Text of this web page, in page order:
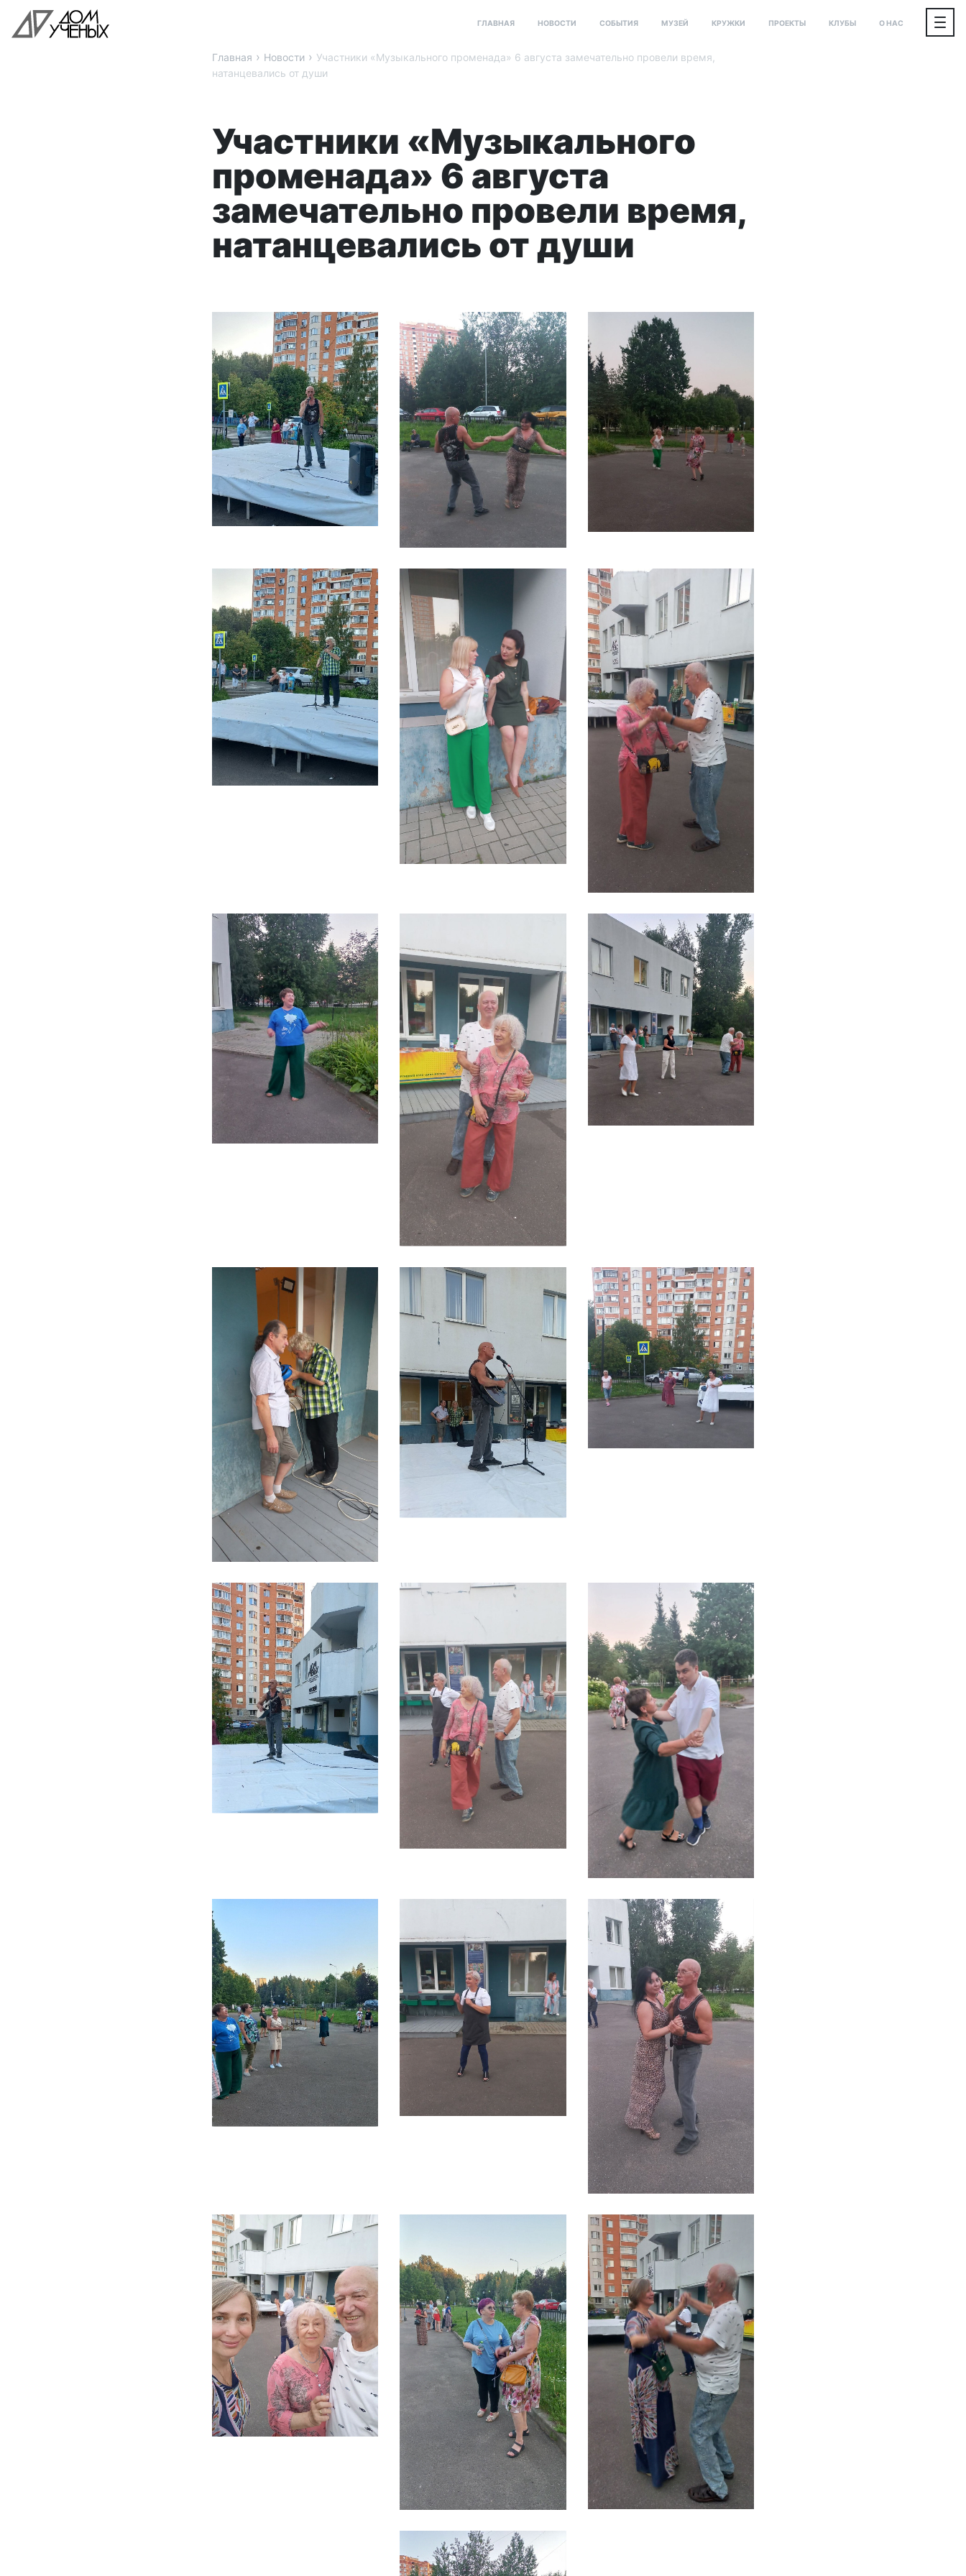
ГЛАВНАЯ НОВОСТИ СОБЫТИЯ МУЗЕЙ КРУЖКИ ПРОЕКТЫ КЛУБЫ О НАС
Главная › Новости › Участники «Музыкального променада» 6 августа замечательно провели время,
натанцевались от души
Участники «Музыкального
променада» 6 августа
замечательно провели время,
натанцевались от души